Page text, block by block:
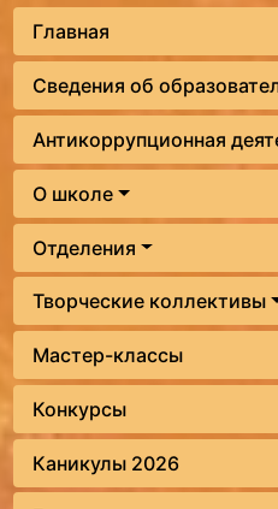
Главная
Сведения об
Антикоррупционная
О школе
Отделения
Творческие коллективы
Мастер-классы
Конкурсы
Каникулы 2026